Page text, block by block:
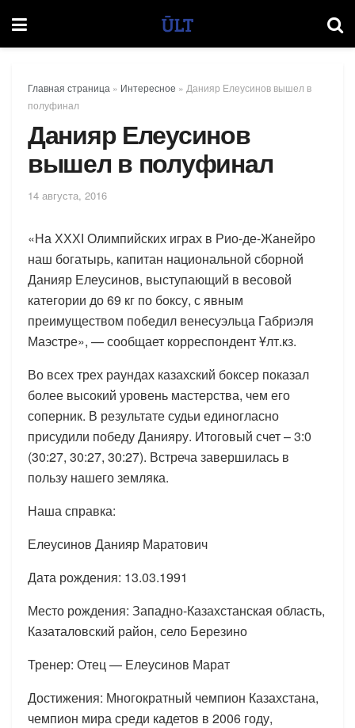
Главная страница » Интересное » Данияр Елеусинов вышел в
полуфинал
Данияр Елеусинов
вышел в полуфинал
14 августа, 2016
«На ХХХІ Олимпийских играх в Рио-де-Жанейро
наш богатырь, капитан национальной сборной
Данияр Елеусинов, выступающий в весовой
категории до 69 кг по боксу, с явным
преимуществом победил венесуэльца Габриэля
Маэстре», — сообщает корреспондент Ұлт.кз.
Во всех трех раундах казахский боксер показал
более высокий уровень мастерства, чем его
соперник. В результате судьи единогласно
присудили победу Данияру. Итоговый счет – 3:0
(30:27, 30:27, 30:27). Встреча завершилась в
пользу нашего земляка.
Наша справка:
Елеусинов Данияр Маратович
Дата рождения: 13.03.1991
Место рождения: Западно-Казахстанская область,
Казаталовский район, село Березино
Тренер: Отец — Елеусинов Марат
Достижения: Многократный чемпион Казахстана,
чемпион мира среди кадетов в 2006 году,